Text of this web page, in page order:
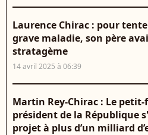
Laurence Chirac : pour
grave maladie, son père
stratagème
14 avril 2025 à 06:39
Martin Rey-Chirac : Le petit-
président de la République
projet à plus d’un milliard